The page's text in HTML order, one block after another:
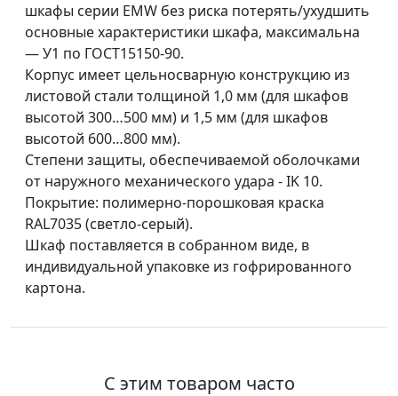
шкафы серии EMW без риска потерять/ухудшить
основные характеристики шкафа, максимальна
— У1 по ГОСТ15150-90.
Корпус имеет цельносварную конструкцию из
листовой стали толщиной 1,0 мм (для шкафов
высотой 300…500 мм) и 1,5 мм (для шкафов
высотой 600…800 мм).
Cтепени защиты, обеспечиваемой оболочками
от наружного механического удара - IK 10.
Покрытие: полимерно-порошковая краска
RAL7035 (светло-серый).
Шкаф поставляется в собранном виде, в
индивидуальной упаковке из гофрированного
картона.
С этим товаром часто